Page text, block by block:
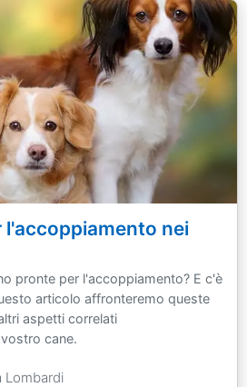
l'accoppiamento nei
pronte per l'accoppiamento? E c'è
articolo affronteremo queste
aspetti correlati
cane.
Lombardi